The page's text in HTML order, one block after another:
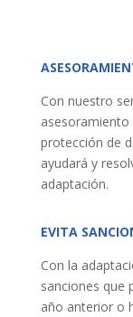
Con nuestro
protección de
ayudará y
adaptación.
EVITA
Con la
sanciones que
año anterior o